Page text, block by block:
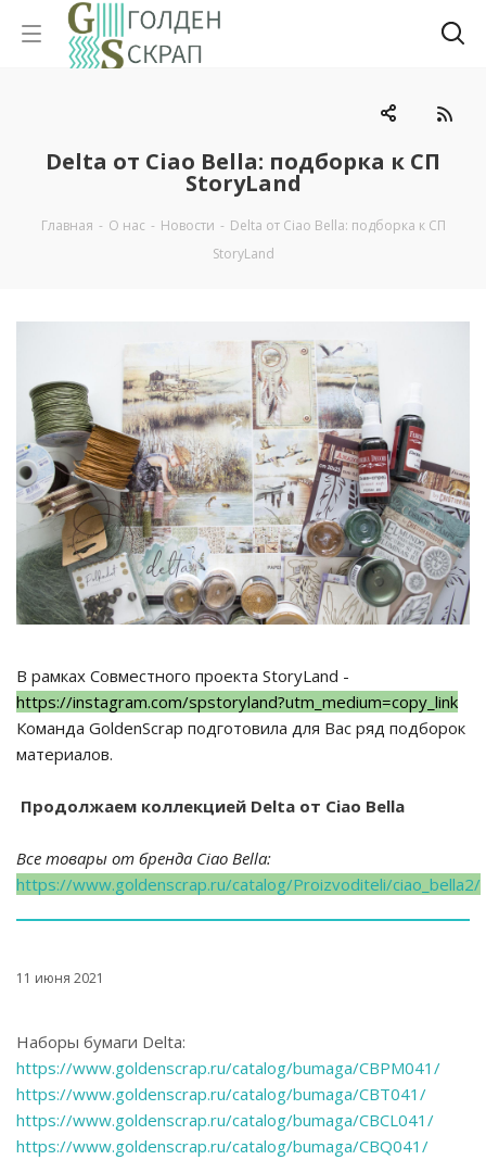
Delta от Ciao Bella: подборка к СП
StoryLand
Главная - О нас - Новости - Delta от Ciao Bella: подборка к СП
StoryLand
В рамках Совместного проекта StoryLand -
https://instagram.com/spstoryland?utm_medium=copy_link
Команда GoldenScrap подготовила для Вас ряд подборок
материалов.
Продолжаем коллекцией Delta от Ciao Bella
Все товары от бренда Ciao Bella:
https://www.goldenscrap.ru/catalog/Proizvoditeli/ciao_bella2/
11 июня 2021
Наборы бумаги Delta:
https://www.goldenscrap.ru/catalog/bumaga/CBPM041/
https://www.goldenscrap.ru/catalog/bumaga/CBT041/
https://www.goldenscrap.ru/catalog/bumaga/CBCL041/
https://www.goldenscrap.ru/catalog/bumaga/CBQ041/